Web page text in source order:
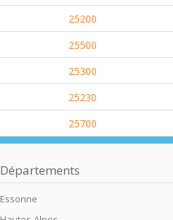
25200
25500
25300
25230
25700
Départements
Essonne